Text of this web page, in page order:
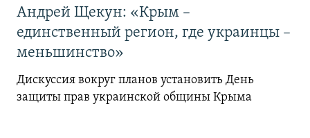
Андрей Щекун: «Крым –
единственный регион, где украинцы –
меньшинство»
Дискуссия вокруг планов установить День
защиты прав украинской общины Крыма